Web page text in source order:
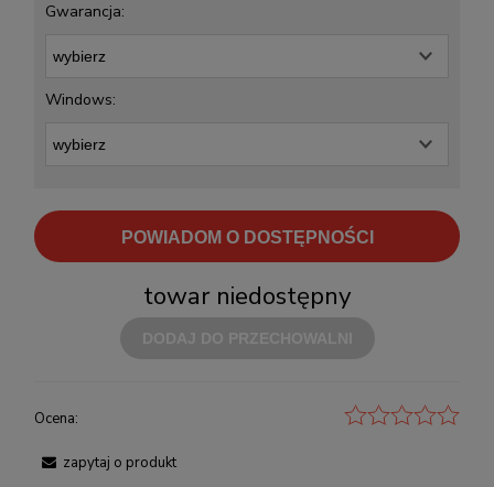
Gwarancja:
Windows:
POWIADOM O DOSTĘPNOŚCI
towar niedostępny
Ocena:
zapytaj o produkt